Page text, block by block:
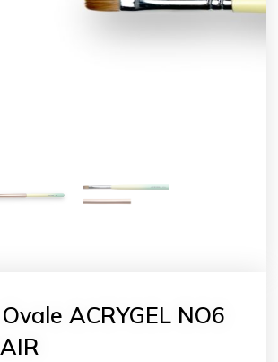
ACRYGEL NO6